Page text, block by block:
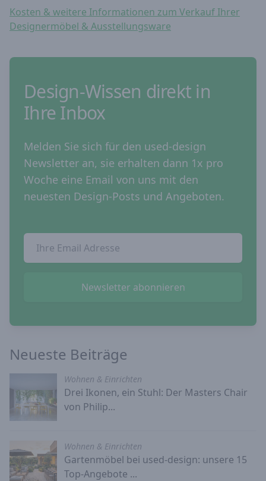
Kosten & weitere Informationen zum Verkauf Ihrer
Designermöbel & Ausstellungsware
Design-Wissen direkt in
Ihre Inbox
Melden Sie sich für den used-design
Newsletter an, sie erhalten dann 1x pro
Woche eine Email von uns mit den
neuesten Design-Posts und Angeboten.
Email Addresse
Newsletter abonnieren
Neueste Beiträge
Wohnen & Einrichten
Drei Ikonen, ein Stuhl: Der Masters Chair
von Philip...
Wohnen & Einrichten
Gartenmöbel bei used-design: unsere 15
Top-Angebote ...